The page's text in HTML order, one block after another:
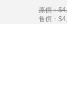
原價：
售價：